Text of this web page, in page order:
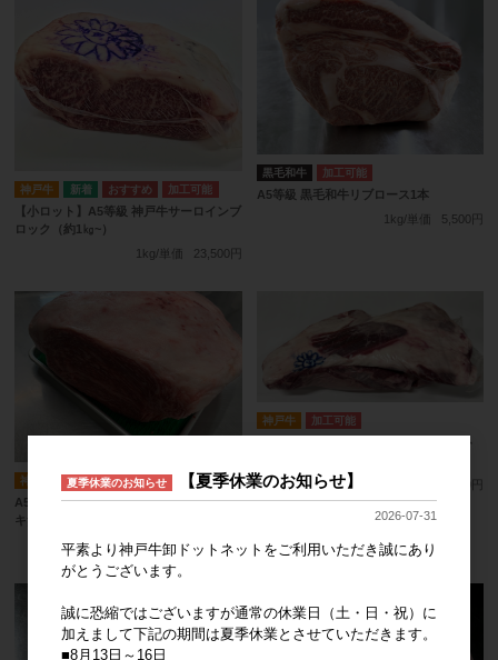
神戸牛 加工可能
【小ロット】A5等級 神戸牛サーロインブ
ロック（約1㎏~）
1kg/単価
23,500円
黒毛和牛 加工可能
A5等級 黒毛和牛リブロース1本
1kg/単価
5,500円
神戸牛 冷凍商品
A5等級 神戸牛外もも(外平） 1本【ハバ
キ無し】
1kg/単価
5,700円
神戸牛 加工可能
A5等級 神戸牛ウデ/シャクシ（肩）【ト
5,700円
夏季休業のお知らせ 【夏季休業のお知らせ】
2026-07-31
平素より神戸牛卸ドットネットをご利用いただき誠にあり
がとうございます。
誠に恐縮ではございますが通常の休業日（土・日・祝）に
加えまして下記の期間は夏季休業とさせていただきます。
■8月13日～16日